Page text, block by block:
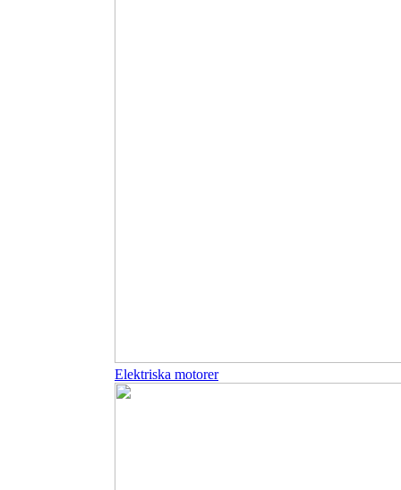
Elektriska motorer